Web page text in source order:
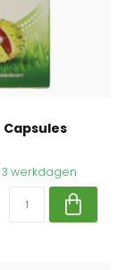
werkdagen